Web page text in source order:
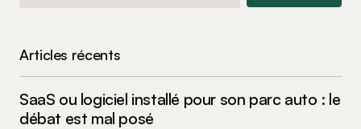
Articles récents
SaaS ou logiciel installé pour son parc auto : le
débat est mal posé